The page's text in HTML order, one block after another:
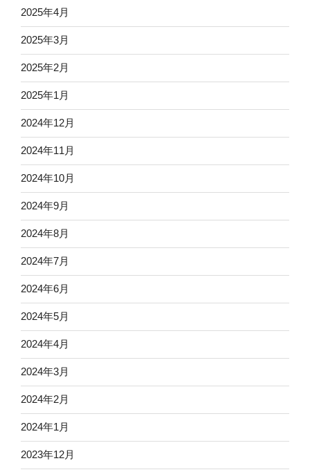
2025年4月
2025年3月
2025年2月
2025年1月
2024年12月
2024年11月
2024年10月
2024年9月
2024年8月
2024年7月
2024年6月
2024年5月
2024年4月
2024年3月
2024年2月
2024年1月
2023年12月